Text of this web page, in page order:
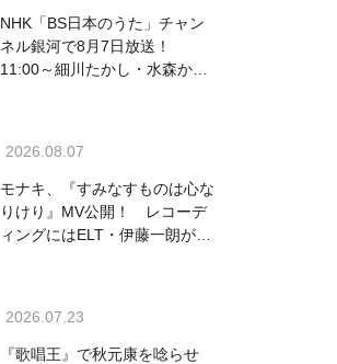
NHK「BS日本のうた」チャン
ネル銀河で8月7日放送！
11:00～細川たかし・水森かお
2026.08.07
モナキ、『すみなすものは心な
りけり』MV公開！ レコーデ
ィングにはELT・伊藤一朗がリ
2026.07.23
『歌唱王』で秋元康を唸らせ